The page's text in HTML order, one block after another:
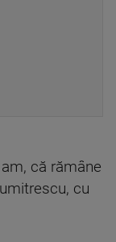
că rămâne
cu